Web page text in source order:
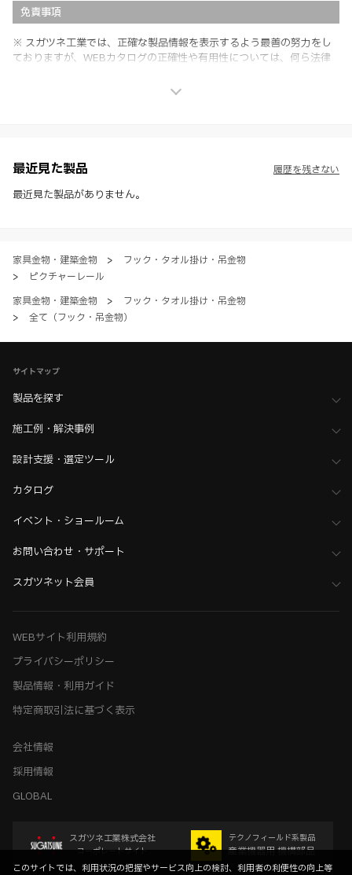
免責事項
※ スガツネ工業では、正確な製品情報を表示するよう最善の努力をし
ておりますが、WEBカタログの正確性や有用性については、何ら法律
社製品の使用ご検討、又は販売促進目的の利用に限ります。
※ 本WEBサイト製品情報のご利用にあたっては、WEBサイト利用規
約、プライバシーポリシー、製品情報ガイドをご確認いただき、内容の
最近見た製品
最近見た製品がありません。
履歴を残さない
家具金物・建築金物 >
フック・タオル掛け・吊金物
>
ピクチャーレール
家具金物・建築金物
>
フック・タオル掛け・吊金物
>
全て（フック・吊金物）
サイトマップ
製品を探す
施工例・解決事例
設計支援・選定ツール
カタログ
イベント・ショールーム
お問い合わせ・サポート
スガツネット会員
WEBサイト利用規約
プライバシーポリシー
製品情報・利用ガイド
特定商取引法に基づく表示
会社情報
採用情報
GLOBAL
スガツネ工業株式会社
コーポレートサイト
テクノフィールド系製品
産業機器用 機構部品
このサイトでは、利用状況の把握やサービス向上の検討、利用者の利便性の向上等